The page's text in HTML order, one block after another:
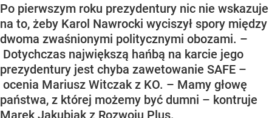
Po pierwszym roku prezydentury nic nie wskazuje
na to, żeby Karol Nawrocki wyciszył spory między
dwoma zwaśnionymi politycznymi obozami. –
Dotychczas największą hańbą na karcie jego
prezydentury jest chyba zawetowanie SAFE –
ocenia Mariusz Witczak z KO. – Mamy głowę
państwa, z której możemy być dumni – kontruje
Marek Jakubiak z Rozwoju Plus.